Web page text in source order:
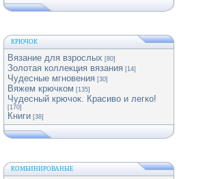
КРЮЧОК
Вязание для взрослых [80]
Золотая коллекция вязания [14]
Чудесные мгновения [30]
Вяжем крючком [135]
Чудесный крючок. Красиво и легко!
[170]
Книги [38]
КОМБИНИРОВАНЫЕ